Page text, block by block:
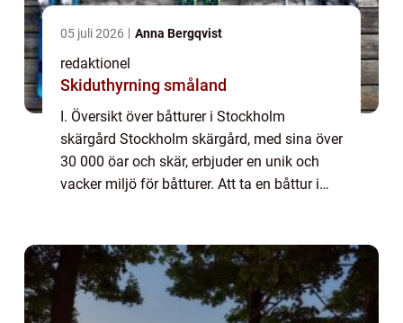
05 juli 2026 Anna Bergqvist
redaktionel
Skiduthyrning småland
I. Översikt över båtturer i Stockholm
skärgård Stockholm skärgård, med sina över
30 000 öar och skär, erbjuder en unik och
vacker miljö för båtturer. Att ta en båttur i